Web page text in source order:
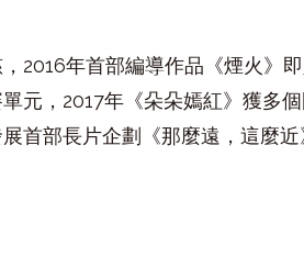
2016年首部編導作品《煙火》
單元，2017年《朵朵嫣紅》獲多
首部長片企劃《那麼遠，這麼